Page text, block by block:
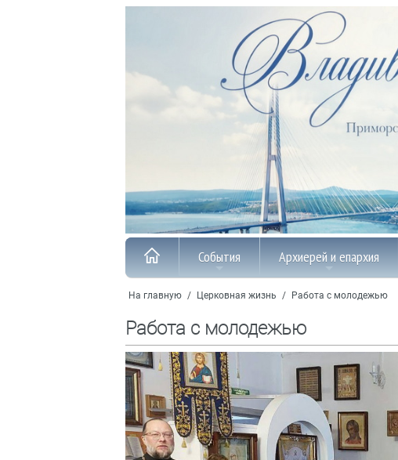
События Архиерей и епархия
На главную / Церковная жизнь / Работа с молодежью
Работа с молодежью